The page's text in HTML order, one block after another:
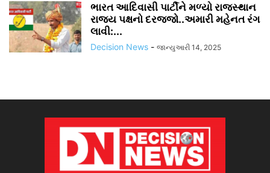
ભારત આદિવાસી પાર્ટીને મળ્યો રાજસ્થાન
રાજ્ય પક્ષનો દરજ્જો..અમારી મહેનત રંગ
લાવી:...
Decision News - જાન્યુઆરી 14, 2025